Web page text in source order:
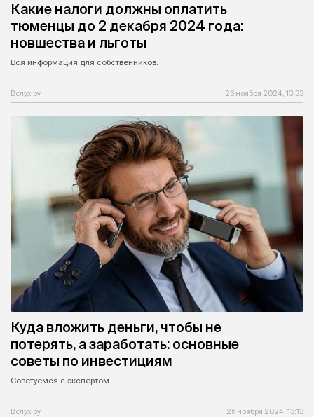
Какие налоги должны оплатить
тюменцы до 2 декабря 2024 года:
новшества и льготы
Вся информация для собственников.
Вслух.ру 26 ноября 2024, 13:33
Куда вложить деньги, чтобы не
потерять, а заработать: основные
советы по инвестициям
Советуемся с экспертом
Вслух.ру 26 ноября 2024, 13:13